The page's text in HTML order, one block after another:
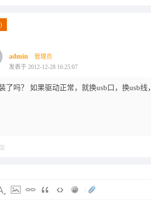
admin
管理员
发表于 2012-12-28 16:25:07
了吗？ 如果驱动正常，就换usb口，换usb线